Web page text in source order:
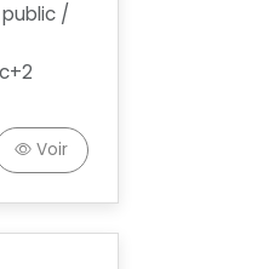
/
Voir